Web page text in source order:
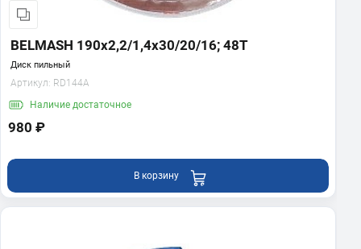
BELMASH 190х2,2/1,4х30/20/16; 48T
Диск пильный
Артикул: RD144A
Наличие достаточное
980 ₽
В корзину